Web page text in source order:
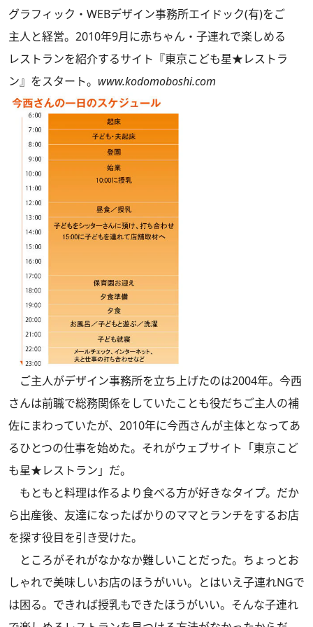
グラフィック・WEBデザイン事務所エイドック(有)をご
主人と経営。2010年9月に赤ちゃん・子連れで楽しめる
レストランを紹介するサイト『東京こども星★レストラ
ン』をスタート。 www.kodomoboshi.com
ご主人がデザイン事務所を立ち上げたのは2004年。今西
さんは前職で総務関係をしていたことも役だちご主人の補
佐にまわっていたが、2010年に今西さんが主体となってあ
るひとつの仕事を始めた。それがウェブサイト「東京こど
も星★レストラン」だ。
もともと料理は作るより食べる方が好きなタイプ。だか
ら出産後、友達になったばかりのママとランチをするお店
を探す役目を引き受けた。
ところがそれがなかなか難しいことだった。ちょっとお
しゃれで美味しいお店のほうがいい。とはいえ子連れNGで
は困る。できれば授乳もできたほうがいい。そんな子連れ